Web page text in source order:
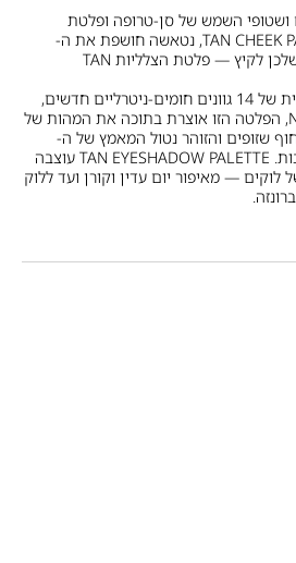
ושטופי השמש של סן-טרופה ופלטת
הלחיים האייקונית TAN CHEEK PALETTE, נטאשה חושפת את ה-
Must-have האולטימטיבי שלכן לקיץ — פלטת הצלליות TAN
כקונסטלציה קורנת ועל-זמנית של 14 גוונים חומים-ניטרליים חדשים,
לצד גוון אייקוני אחד של ND, הפלטה הזו אוצרת בתוכה את המהות של
שזופים והזוהר נטול המאמץ של ה-
Golden Hour שכולנו אוהבות. TAN EYESHADOW PALETTE עוצבה
לוקים — מאיפור יום עדין וקורן ועד ללוק